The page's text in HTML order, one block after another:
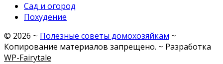
Сад и огород
Похудение
© 2026 ~ Полезные советы домохозяйкам ~
Копирование материалов запрещено. ~ Разработка
WP-Fairytale